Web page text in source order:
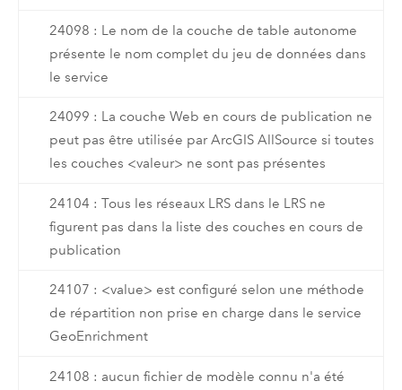
24098 : Le nom de la couche de table autonome
présente le nom complet du jeu de données dans
le service
24099 : La couche Web en cours de publication ne
peut pas être utilisée par ArcGIS AllSource si toutes
les couches <valeur> ne sont pas présentes
24104 : Tous les réseaux LRS dans le LRS ne
figurent pas dans la liste des couches en cours de
publication
24107 : <value> est configuré selon une méthode
de répartition non prise en charge dans le service
GeoEnrichment
24108 : aucun fichier de modèle connu n'a été